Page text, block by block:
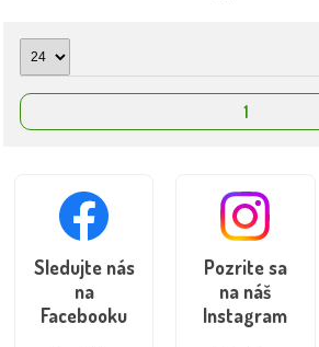
1
Sledujte nás
na
Facebooku
Pozrite sa
na náš
Instagram